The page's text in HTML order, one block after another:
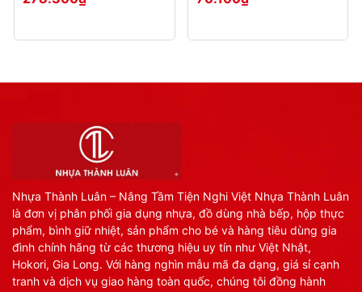
Nhựa Thành Luân – Nâng Tầm Tiện Nghi Việt Nhựa Thành Luân
là đơn vị phân phối gia dụng nhựa, đồ dùng nhà bếp, hộp thực
phẩm, bình giữ nhiệt, sản phẩm cho bé và hàng tiêu dùng gia
đình chính hãng từ các thương hiệu uy tín như Việt Nhật,
Hokori, Gia Long. Với hàng nghìn mẫu mã đa dạng, giá sỉ cạnh
tranh và dịch vụ giao hàng toàn quốc, chúng tôi đồng hành